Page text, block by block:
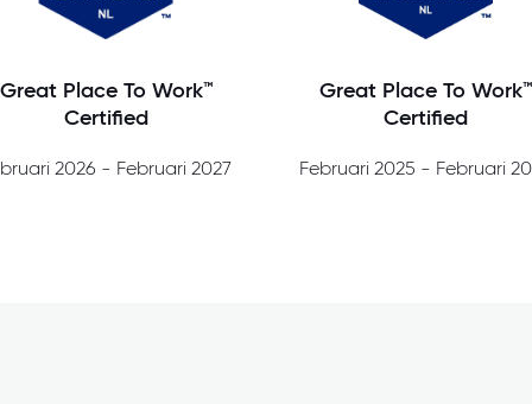
Great Place To Work™
Certified
2026 - Februari 2027
Great Place To Work™
Certified
Februari 2025 - Februari